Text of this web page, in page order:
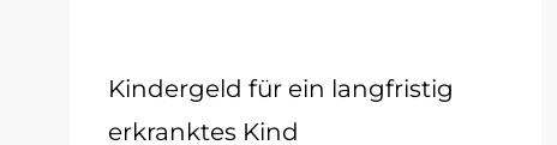
Kindergeld für ein langfristig
erkranktes Kind